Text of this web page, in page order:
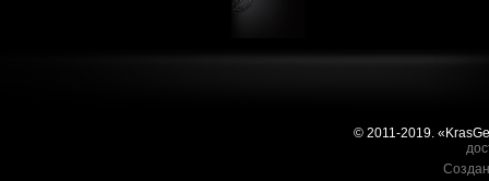
© 2011-2019.